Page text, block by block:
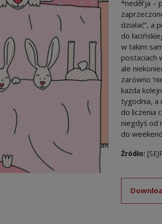
*neděl’ja –
działać”,
do
w takim
postaciach
ale
zarówno
każda
tygodnia, a
do liczenia
niegdyś od
do
Źródło: